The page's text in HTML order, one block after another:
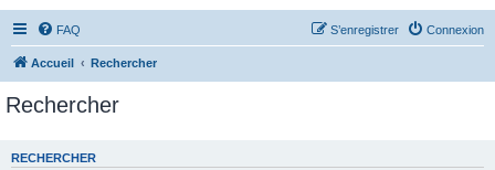
FAQ Connexion
S’enregistrer
Accueil Rechercher
Rechercher
RECHERCHER